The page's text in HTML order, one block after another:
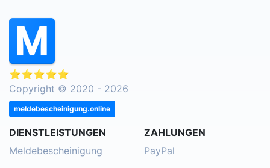
⭐⭐⭐⭐⭐
Copyright © 2020 - 2026
meldebescheinigung.online
DIENSTLEISTUNGEN
Meldebescheinigung
ZAHLUNGEN
PayPal